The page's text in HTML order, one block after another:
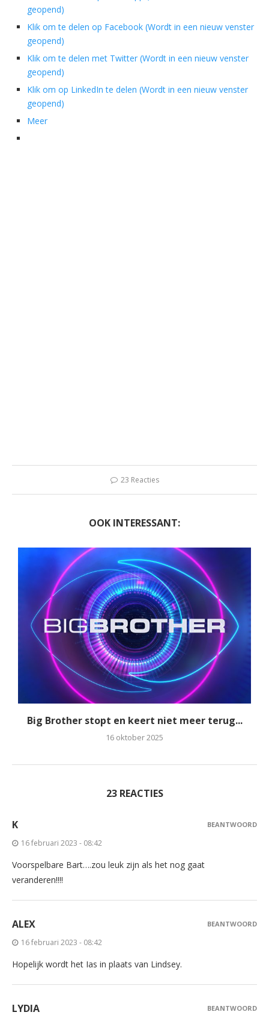
geopend)
Klik om te delen op Facebook (Wordt in een nieuw venster
geopend)
Klik om te delen met Twitter (Wordt in een nieuw venster
geopend)
Klik om op LinkedIn te delen (Wordt in een nieuw venster
geopend)
Meer
23 Reacties
OOK INTERESSANT:
Big Brother stopt en keert niet meer terug...
16 oktober 2025
23 REACTIES
K
16 februari 2023 - 08:42
Voorspelbare Bart….zou leuk zijn als het nog gaat
veranderen!!!!
BEANTWOORD
ALEX
16 februari 2023 - 08:42
Hopelijk wordt het Ias in plaats van Lindsey.
BEANTWOORD
LYDIA BEANTWOORD